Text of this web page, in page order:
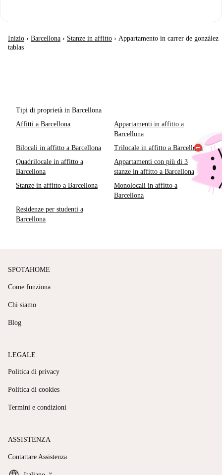
Inizio › Barcellona › Stanze in affitto › Appartamento in carrer de gonzález
tablas
Tipi di proprietà in Barcellona
Affitti a Barcellona
Appartamenti in affitto a
Barcellona
Bilocali in affitto a Barcellona
Trilocale in affitto a Barcellona
Quadrilocale in affitto a
Barcellona
Appartamenti con più di 3
stanze in affitto a Barcellona
Stanze in affitto a Barcellona
Monolocali in affitto a
Barcellona
Residenze per studenti a
Barcellona
SPOTAHOME
Come funziona
Chi siamo
Blog
LEGALE
Politica di privacy
Politica di cookies
Termini e condizioni
ASSISTENZA
Contattare Assistenza